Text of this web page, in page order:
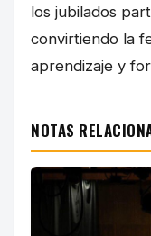
los jubilados
convirtiendo la
aprendizaje y
NOTAS